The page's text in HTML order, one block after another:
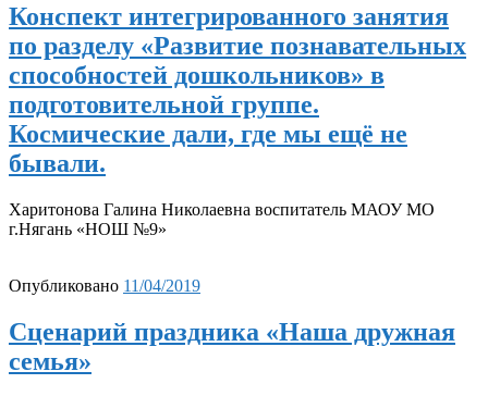
Конспект интегрированного занятия
по разделу «Развитие познавательных
способностей дошкольников» в
подготовительной группе.
Космические дали, где мы ещё не
бывали.
Харитонова Галина Николаевна воспитатель МАОУ МО
г.Нягань «НОШ №9»
Опубликовано 11/04/2019
Сценарий праздника «Наша дружная
семья»